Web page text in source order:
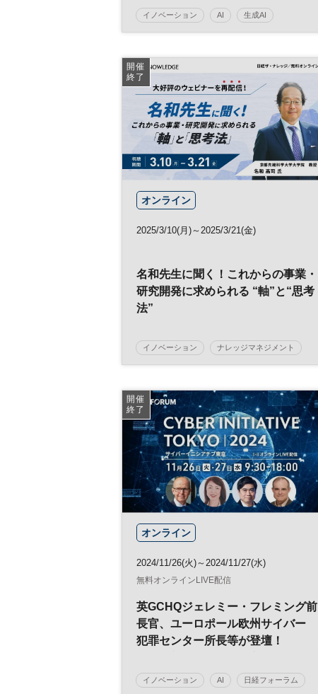
イノベーション AI 生成AI
情報セキュリティ DX HR
参加無料
開催
終了
オンライン
2025/3/10(月)～2025/3/21(金)
名和先生に聞く！これからの事業・
研究開発に求められる “軸”と“思考
法”
イノベーション ナレッジマネジメント
参加無料
開催
終了
オンライン
2024/11/26(火)～2024/11/27(水)
無料オンラインLIVE配信
英GCHQジェレミー・フレミング前
長官、ユーロポール欧州サイバー
犯罪センター所長等が登壇！
事業を止めないために今すべきこと
イノベーション AI 日経フォーラム